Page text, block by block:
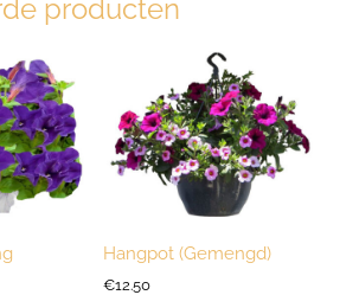
producten
Hangpot (Gemengd)
€12.50